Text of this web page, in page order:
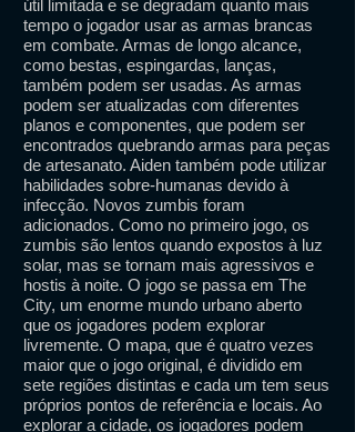
útil limitada e se degradam quanto mais
tempo o jogador usar as armas brancas
em combate. Armas de longo alcance,
como bestas, espingardas, lanças,
também podem ser usadas. As armas
podem ser atualizadas com diferentes
planos e componentes, que podem ser
encontrados quebrando armas para peças
de artesanato. Aiden também pode utilizar
habilidades sobre-humanas devido à
infecção. Novos zumbis foram
adicionados. Como no primeiro jogo, os
zumbis são lentos quando expostos à luz
solar, mas se tornam mais agressivos e
hostis à noite. O jogo se passa em The
City, um enorme mundo urbano aberto
que os jogadores podem explorar
livremente. O mapa, que é quatro vezes
maior que o jogo original, é dividido em
sete regiões distintas e cada um tem seus
próprios pontos de referência e locais. Ao
explorar a cidade, os jogadores podem